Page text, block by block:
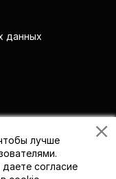
данных
лучше
согласие